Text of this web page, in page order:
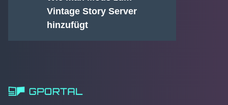
Vintage Story Server
hinzufügt